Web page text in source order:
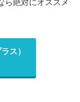
ら絶対にオススメ
ス）